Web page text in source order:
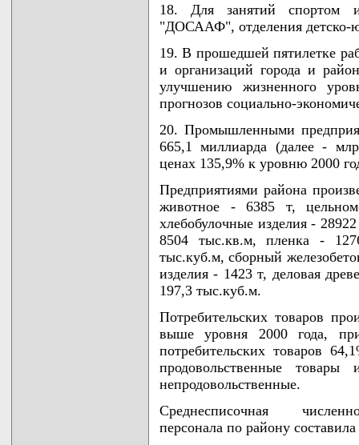
18. Для занятий спортом
"ДОСААФ", отделения детско-
19. В прошедшей пятилетке
и организаций города и
улучшению жизненного
прогнозов социально-
20. Промышленными
665,1 миллиарда (далее -
ценах 135,9% к уровню 2000
Предприятиями района
животное - 6385 т,
хлебобулочные изделия -
8504 тыс.кв.м, пленка -
тыс.куб.м, сборный
изделия - 1423 т, деловая
197,3 тыс.куб.м.
Потребительских товаров
выше уровня 2000 года,
потребительских товаров
продовольственные
непродовольственные.
Среднесписочная
персонала по району